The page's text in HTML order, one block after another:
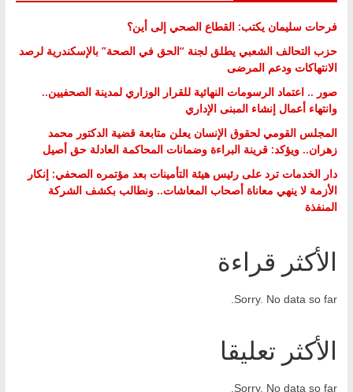
فرحات سليمان يكتب: القطاع الصحي إلى أين؟
حزب التحالف الشعبي يطلق لجنة “الحق في الصحة” بالإسكندرية لرصد
الانتهاكات ودعم المرضى
صور .. اعتماد الرسومات النهائية للقرار الوزاري لمدينة الصحفيين..
وانتهاء أعمال إنشاء المبنى الإداري
المجلس القومي لحقوق الإنسان يعلن متابعة قضية الدكتور محمد
زهران.. ويؤكد: قرينة البراءة وضمانات المحاكمة العادلة حق أصيل
دار الخدمات ترد على رئيس هيئة التأمينات بعد مؤتمره الصحفي: إنكار
الأزمة لا ينهي معاناة أصحاب المعاشات.. ونطالب بكشف الشركة
المنفذة
الأكثر قراءة
Sorry. No data so far.
الأكثر تعليقا
Sorry. No data so far.